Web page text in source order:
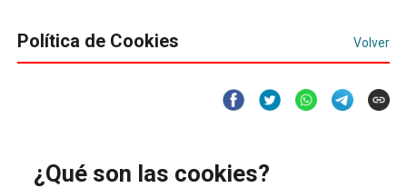
Política de Cookies Volver
¿Qué son las cookies?